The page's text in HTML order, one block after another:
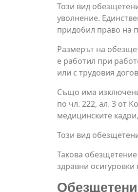
Този вид
уволнение.
придобил право на
Размерът на
е работил при
или с трудовия
Също има
по чл. 222, ал. 3 от
медицинските
Този вид
Такова
здравни осигуровки